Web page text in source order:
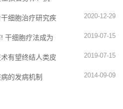
细胞治疗研究疾
2020-12-29
干细胞疗法成为
2019-07-15
有望终结人类皮
2019-07-15
的发病机制 2014-09-09